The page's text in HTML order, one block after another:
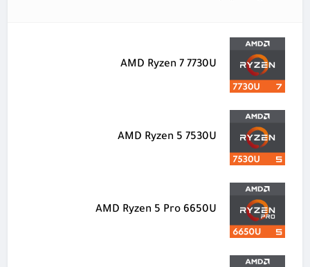
AMD Ryzen 7 7730U
AMD Ryzen 5 7530U
AMD Ryzen 5 Pro 6650U